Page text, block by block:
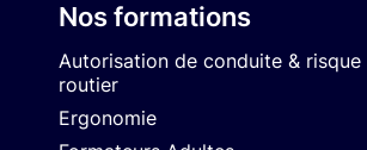
Nos formations
Autorisation de conduite & risque
routier
Ergonomie